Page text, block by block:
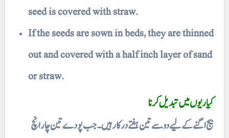
seed is covered with straw.
If the seeds are sown in beds, they are thinned
out and covered with a half inch layer of sand
or straw.
کیاریوں میں تبدیل کرنا
بیج اگنے کے لیے دو سے تین ہفتے درکار ہیں ۔ جب پودے تین چار انچ